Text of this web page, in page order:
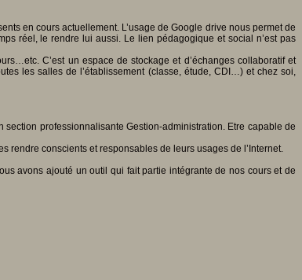
en cours actuellement. L’usage de Google drive nous permet de
réel, le rendre lui aussi. Le lien pédagogique et social n’est pas
C’est un espace de stockage et d’échanges collaboratif et
les salles de l’établissement (classe, étude, CDI…) et chez soi,
professionnalisante Gestion-administration. Etre capable de
rendre conscients et responsables de leurs usages de l’Internet.
avons ajouté un outil qui fait partie intégrante de nos cours et de